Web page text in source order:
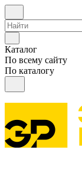
Каталог
По всему сайту
По каталогу